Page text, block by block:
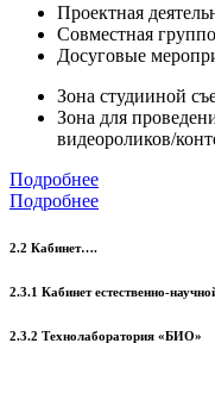
Проектная
Совместная
Досуговые
Зона студииной
Зона для
видеороликов/
Подробнее
Подробнее
2.2 Кабинет….
2.3.1 Кабинет естественно-
2.3.2 Технолаборатория «БИО»